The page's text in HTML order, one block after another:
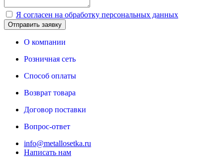
Я согласен на обработку персональных данных
Отправить заявку
О компании
Розничная сеть
Способ оплаты
Возврат товара
Договор поставки
Вопрос-ответ
info@metallosetka.ru
Написать нам